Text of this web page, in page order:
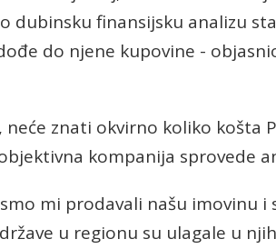
dubinsku finansijsku analizu
do njene kupovine -
neće znati okvirno koliko košta
kompanija sprovede
mi prodavali našu imovinu i
u regionu su ulagale u